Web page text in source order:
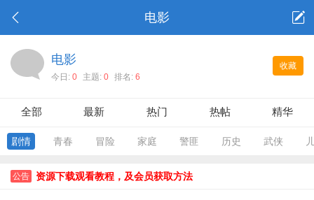
电影
收藏
电影
今日: 0 主题: 0 排名: 6
全部 最新 热门 热帖 精华
剧情 青春 冒险 家庭 警匪 历史 武侠
公告 资源下载观看教程，及会员获取方法